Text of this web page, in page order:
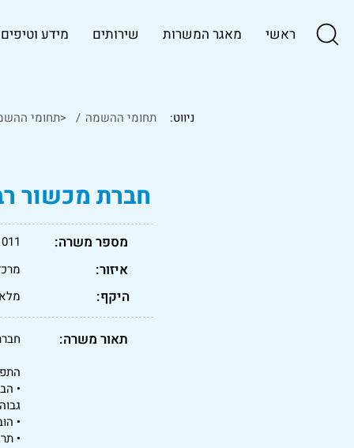
ראשי מאגר המשרות שירותים מידע וטיפים
ניווט: / <תחומי תחומי ההשמה
חברת מכשור
מספר משרה:
איזור:
היקף:
תאור משרה:
•
•
•